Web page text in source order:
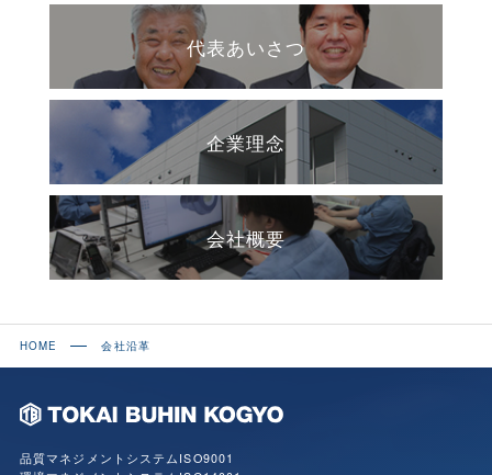
代表あいさつ
企業理念
会社概要
HOME 会社沿革
品質マネジメントシステムISO9001